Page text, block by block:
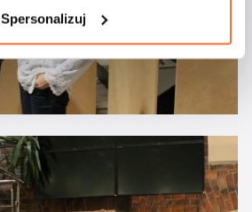
Spersonalizuj